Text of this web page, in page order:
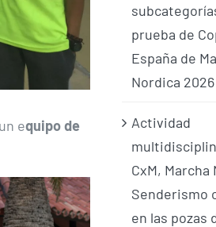
equipo de
prueba de
España de
Nordica 2026
Actividad
CxM, Marcha
Senderismo
en las pozas